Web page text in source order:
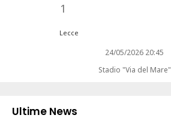
1
Lecce
24/05/2026 20:45
Stadio "Via del Mare"
Ultime News